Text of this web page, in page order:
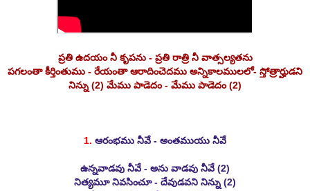
ప్రతి ఉదయం నీ కృపను - ప్రతి రాత్రి నీ వాత్సల్యతను
పగలంతా కీర్తింతుము - రేయంతా ఆరాదించెదము అన్నికాలములలో- స్తోత్రార్హుడని
నిన్ను (2) మేము పాడెదం - మేము పాడెదం (2)
1. ఆరంభము నీవే - అంతముయు నీవే
ఉన్నవాడవు నీవే - అను వాడవు నీవే (2)
నిత్యమూ నివసించూ - దేవుడవని నిన్ను (2)